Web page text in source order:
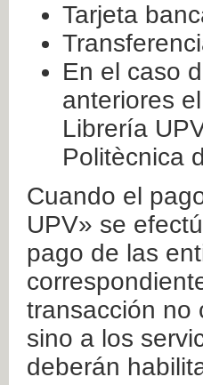
Tarjeta
En el caso
anteriores
Librería
Politècnica
Cuando el
UPV» se
pago de las
transacción no
sino a los
deberán